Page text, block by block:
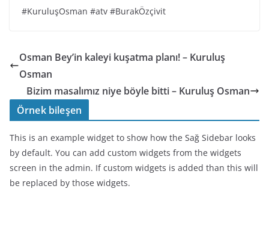
#KuruluşOsman #atv #BurakÖzçivit
Osman Bey’in kaleyi kuşatma planı! – Kuruluş
Osman
Bizim masalımız niye böyle bitti – Kuruluş Osman
Örnek bileşen
This is an example widget to show how the Sağ Sidebar looks
by default. You can add custom widgets from the widgets
screen in the admin. If custom widgets is added than this will
be replaced by those widgets.